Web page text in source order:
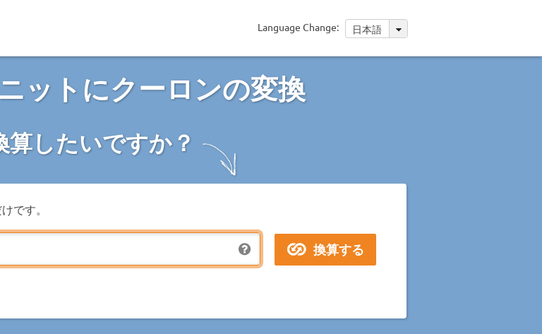
Language Change: 日本語
ットにクーロンの変換
算したいですか？
です。